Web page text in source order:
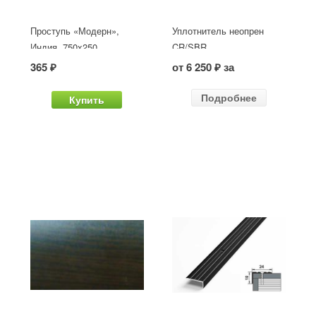
Проступь «Модерн»,
Индия, 750x250
365 ₽
Купить
Уплотнитель неопрен
CR/SBR
от 6 250 ₽ за
Подробнее